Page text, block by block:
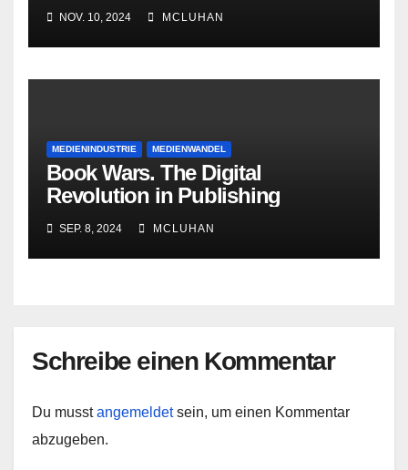
Aushandlung
NOV. 10, 2024 MCLUHAN
MEDIENINDUSTRIE MEDIENWANDEL
Book Wars. The Digital
Revolution in Publishing
SEP. 8, 2024 MCLUHAN
Schreibe einen Kommentar
Du musstangemeldetsein, um einen Kommentar
abzugeben.